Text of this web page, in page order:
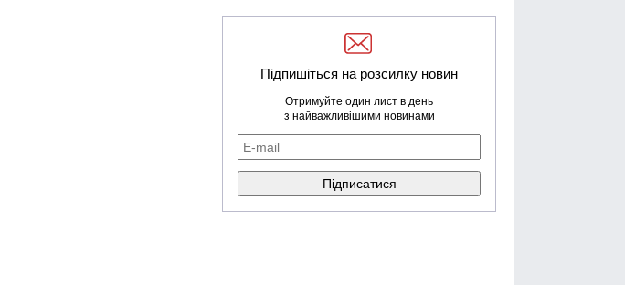
Підпишіться на розсилку новин
Отримуйте один лист в день
з найважливішими новинами